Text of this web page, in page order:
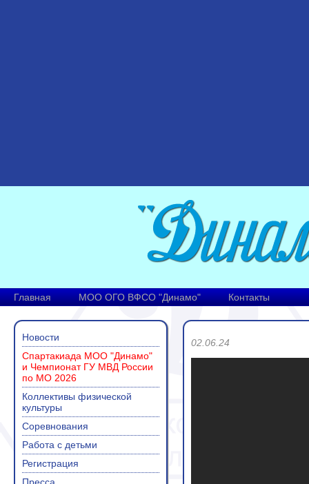
Главная МОО ОГО ВФСО "Динамо" Контакты
Новости
Спартакиада МОО "Динамо"
и Чемпионат ГУ МВД России
по МО 2026
Коллективы физической
культуры
Соревнования
Работа с детьми
Регистрация
02.06.24